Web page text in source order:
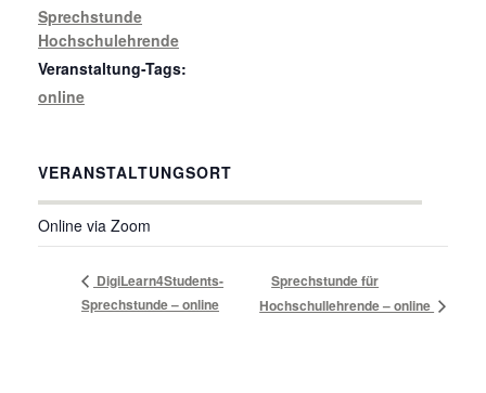
Sprechstunde
Hochschulehrende
Veranstaltung-Tags:
online
VERANSTALTUNGSORT
Online via Zoom
DigiLearn4Students-
Sprechstunde – online
Sprechstunde für
Hochschullehrende – online